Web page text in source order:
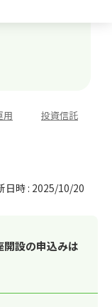
用
投資信託
日時 : 2025/10/20
設の申込みは